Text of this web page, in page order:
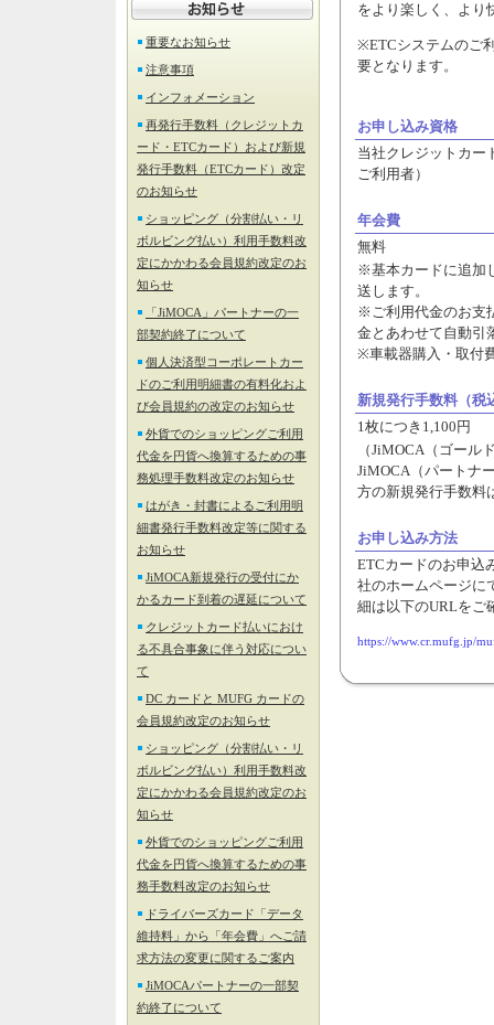
重要なお知らせ
注意事項
インフォメーション
再発行手数料（クレジットカ
ード・ETCカード）および新規
発行手数料（ETCカード）改定
のお知らせ
ショッピング（分割払い・リ
ボルビング払い）利用手数料改
定にかかわる会員規約改定のお
知らせ
「JiMOCA」パートナーの一
部契約終了について
個人決済型コーポレートカー
ドのご利用明細書の有料化およ
び会員規約の改定のお知らせ
外貨でのショッピングご利用
代金を円貨へ換算するための事
務処理手数料改定のお知らせ
はがき・封書によるご利用明
細書発行手数料改定等に関する
お知らせ
JiMOCA新規発⾏の受付にか
かるカード到着の遅延について
クレジットカード払いにおけ
る不具合事象に伴う対応につい
て
DC カードと MUFG カードの
会員規約改定のお知らせ
ショッピング（分割払い・リ
ボルビング払い）利用手数料改
定にかかわる会員規約改定のお
知らせ
外貨でのショッピングご利用
代金を円貨へ換算するための事
務手数料改定のお知らせ
ドライバーズカード「データ
維持料」から「年会費」へご請
求方法の変更に関するご案内
JiMOCAパートナーの一部契
約終了について
をより楽しく、より
※ETCシステムのご
要となります。
お申し込み資格
当社クレジットカー
ご利用者）
年会費
無料
※基本カードに追加
送します。
※ご利用代金のお支
金とあわせて自動引
※車載器購入・取付
新規発行手数料（税
1枚につき1,100円
（JiMOCA（ゴール
JiMOCA（パートナ
方の新規発行手数料
お申し込み方法
ETCカードのお申込
社のホームページに
細は以下のURLをご
https://www.cr.mufg.jp/